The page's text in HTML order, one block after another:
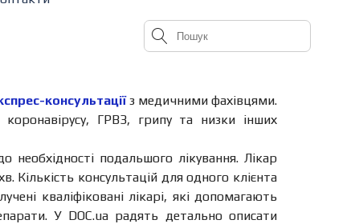
консультаціїз медичними фахівцями.
ГРВЗ, грипу та низки інших
подальшого лікування. Лікар
Кількість консультацій для одного клієнта
кваліфіковані лікарі, які допомагають
У DOC.ua радять детально описати